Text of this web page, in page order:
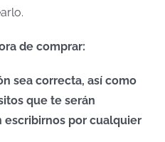
de comprar:
sea correcta, así como
que te serán
escribirnos por cualquier